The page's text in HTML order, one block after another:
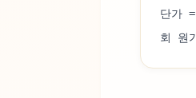
단가
회 원